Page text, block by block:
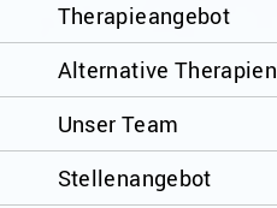
Therapieangebot
Alternative Therapien
Unser Team
Stellenangebot